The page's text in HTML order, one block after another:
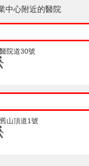
中心附近的醫院
院道30號
山頂道1號